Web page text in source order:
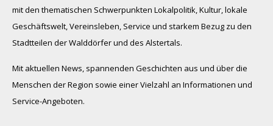
mit den thematischen Schwerpunkten Lokalpolitik, Kultur, lokale
Geschäftswelt, Vereinsleben, Service und starkem Bezug zu den
Stadtteilen der Walddörfer und des Alstertals.
Mit aktuellen News, spannenden Geschichten aus und über die
Menschen der Region sowie einer Vielzahl an Informationen und
Service-Angeboten.